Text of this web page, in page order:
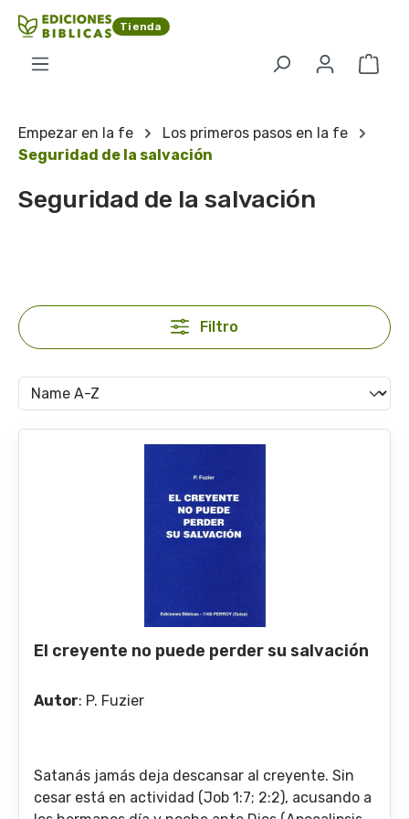
Saltar al contenido principal
Tienda
El
Empezar en la fe
Los primeros pasos en la fe
Seguridad de la salvación
Seguridad de la salvación
Filtro
El creyente no puede perder su salvación
Autor: P. Fuzier
Satanás jamás deja descansar al creyente. Sin
cesar está en actividad (Job 1:7; 2:2), acusando a